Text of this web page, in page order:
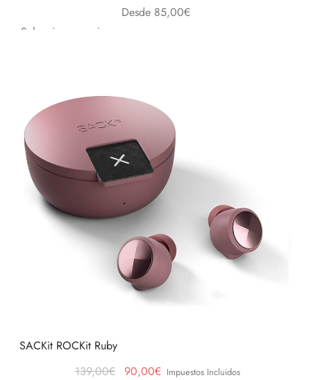
Desde 85,00€
Seleccionar opciones
SACKit ROCKit Ruby
139,00€ El precio
90,00€ El
Impuestos Incluidos